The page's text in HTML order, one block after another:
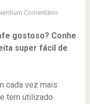
Comentário
gostoso? Conhe
super fácil de
cada vez mais
tem utilizado